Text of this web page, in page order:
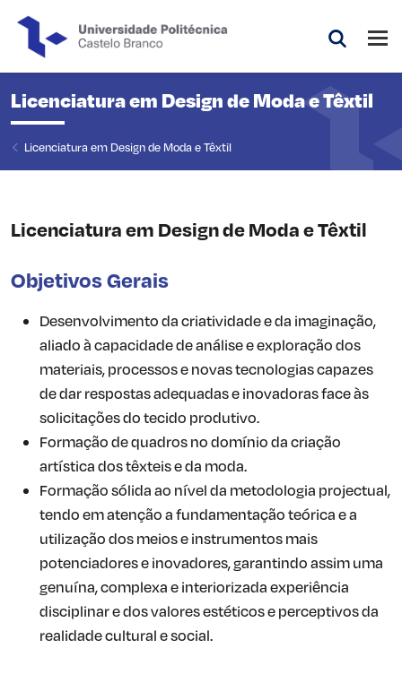
Licenciatura em Design de Moda e Têxtil
Licenciatura em Design de Moda e Têxtil
Licenciatura em Design de Moda e Têxtil
Objetivos Gerais
Desenvolvimento da criatividade e da imaginação,
aliado à capacidade de análise e exploração dos
materiais, processos e novas tecnologias capazes
de dar respostas adequadas e inovadoras face às
solicitações do tecido produtivo.
Formação de quadros no domínio da criação
artística dos têxteis e da moda.
Formação sólida ao nível da metodologia projectual,
tendo em atenção a fundamentação teórica e a
utilização dos meios e instrumentos mais
potenciadores e inovadores, garantindo assim uma
genuína, complexa e interiorizada experiência
disciplinar e dos valores estéticos e perceptivos da
realidade cultural e social.